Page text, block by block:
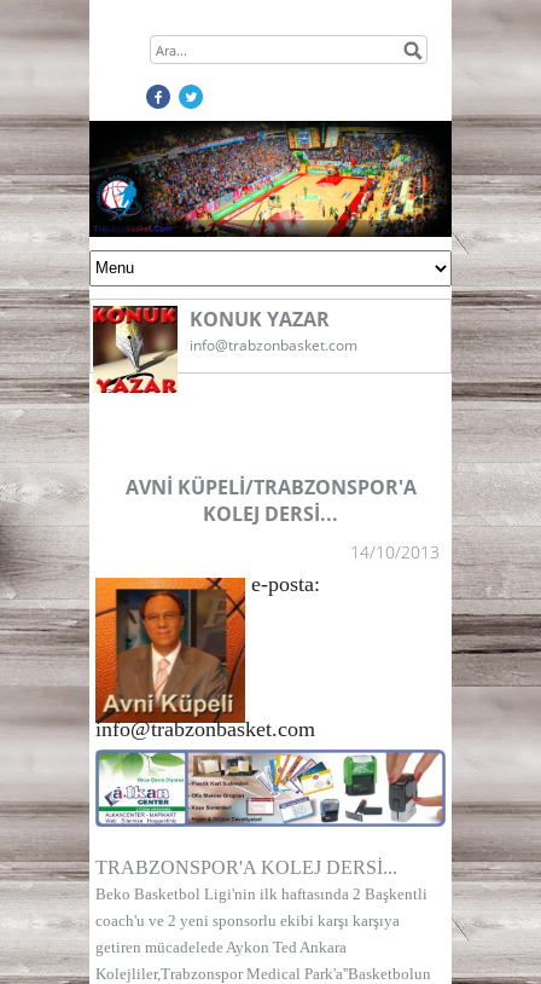
KONUK YAZAR
info@trabzonbasket.com
AVNİ KÜPELİ/TRABZONSPOR'A
KOLEJ DERSİ...
14/10/2013
e-posta:
info@trabzonbasket.com
TRABZONSPOR'A KOLEJ DERSİ...
Beko Basketbol Ligi'nin ilk haftasında 2 Başkentli
coach'u ve 2 yeni sponsorlu ekibi karşı karşıya
getiren mücadelede Aykon Ted Ankara
Kolejliler,Trabzonspor Medical Park'a''Basketbolun